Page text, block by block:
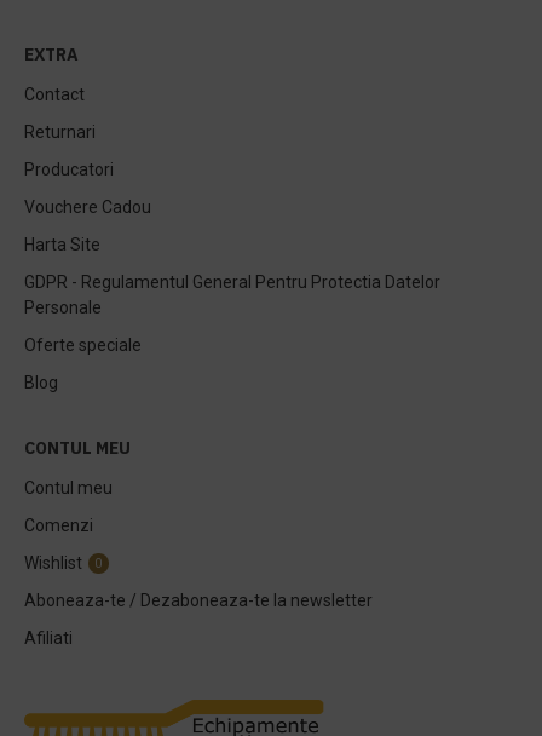
EXTRA
Contact
Returnari
Producatori
Vouchere Cadou
Harta Site
GDPR - Regulamentul General Pentru Protectia Datelor
Personale
Oferte speciale
Blog
CONTUL MEU
Contul meu
Comenzi
Wishlist
0
Aboneaza-te / Dezaboneaza-te la newsletter
Afiliati